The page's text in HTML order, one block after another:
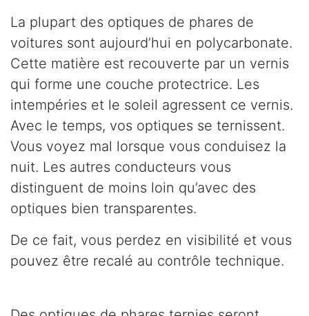
La plupart des optiques de phares de
voitures sont aujourd’hui en polycarbonate.
Cette matière est recouverte par un vernis
qui forme une couche protectrice. Les
intempéries et le soleil agressent ce vernis.
Avec le temps, vos optiques se ternissent.
Vous voyez mal lorsque vous conduisez la
nuit. Les autres conducteurs vous
distinguent de moins loin qu’avec des
optiques bien transparentes.
De ce fait, vous perdez en visibilité et vous
pouvez être recalé au contrôle technique.